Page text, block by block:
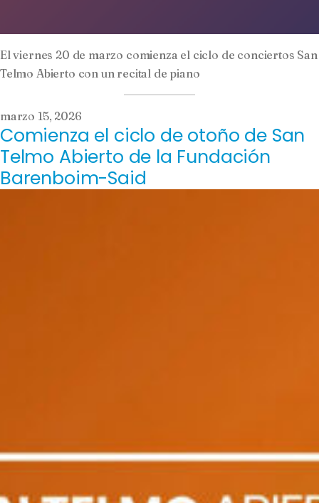
El viernes 20 de marzo comienza el ciclo de conciertos San
Telmo Abierto con un recital de piano
marzo 15, 2026
Comienza el ciclo de otoño de San
Telmo Abierto de la Fundación
Barenboim-Said